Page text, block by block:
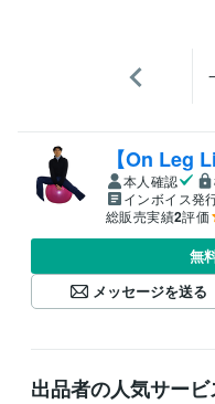
【On Leg
本人確認
インボイス発
総販売実績2評価
無
メッセージを送る
出品者の人気サービ